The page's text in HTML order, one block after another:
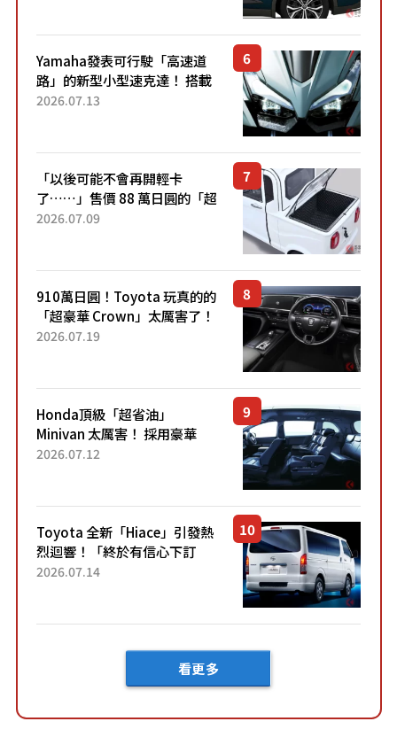
Yamaha發表可行駛「高速道
路」的新型小型速克達！ 搭載
能享受超強勁「渦輪感」的動
2026.07.13
「以後可能不會再開輕卡
了……」售價 88 萬日圓的「超
迷你輕型貨車」引發兩極評
了！...
2026.07.09
910萬日圓！Toyota 玩真的的
「超豪華 Crown」太厲害了！
採用由「匠人技藝」打造的
2026.07.19
Honda頂級「超省油」
Minivan 太厲害！ 採用豪華
「真皮座椅」與專屬「黑色內
「三...
2026.07.12
Toyota 全新「Hiace」引發熱
烈迴響！「終於有信心下訂
了！」「哪個等級交車最
車？...
2026.07.14
看更多